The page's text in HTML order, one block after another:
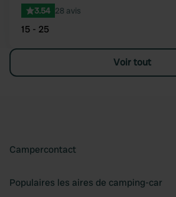
3.54 28 avis
15 - 25
Voir tout
Campercontact
Populaires les aires de camping-car